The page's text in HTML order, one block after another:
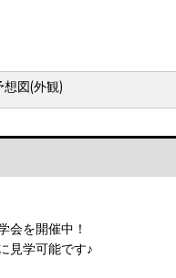
想図(外観)
会を開催中！
見学可能です♪